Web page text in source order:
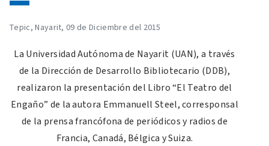
Tepic, Nayarit, 09 de Diciembre del 2015
La Universidad Autónoma de Nayarit (UAN), a través
de la Dirección de Desarrollo Bibliotecario (DDB),
realizaron la presentación del Libro “El Teatro del
Engaño” de la autora Emmanuell Steel, corresponsal
de la prensa francófona de periódicos y radios de
Francia, Canadá, Bélgica y Suiza.